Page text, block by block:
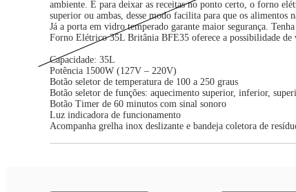
ambiente. E para deixar as receitas no ponto certo, o forno
superior ou ambas, desse modo facilita para que os
Já a porta em vidro temperado garante maior segurança.
Forno Elétrico 35L Britânia BFE35 oferece a possibilidade de
Capacidade: 35L
Potência 1500W (127V – 220V)
Botão seletor de temperatura de 100 a 250 graus
Botão seletor de funções: aquecimento superior, inferior,
Botão Timer de 60 minutos com sinal sonoro
Luz indicadora de funcionamento
Acompanha grelha inox deslizante e bandeja coletora de